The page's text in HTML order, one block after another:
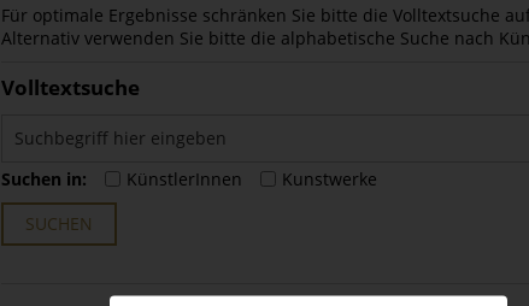
Für optimale Ergebnisse schränken Sie bitte die Volltextsuche
Alternativ verwenden Sie bitte die alphabetische Suche nach
Volltextsuche
Suchen in: KünstlerInnen
Kunstwerke
SUCHEN